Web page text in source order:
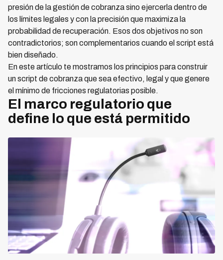
presión de la gestión de cobranza sino ejercerla dentro de
los límites legales y con la precisión que maximiza la
probabilidad de recuperación. Esos dos objetivos no son
contradictorios; son complementarios cuando el script está
bien diseñado.
En este artículo te mostramos los principios para construir
un script de cobranza que sea efectivo, legal y que genere
el mínimo de fricciones regulatorias posible.
El marco regulatorio que
define lo que está permitido